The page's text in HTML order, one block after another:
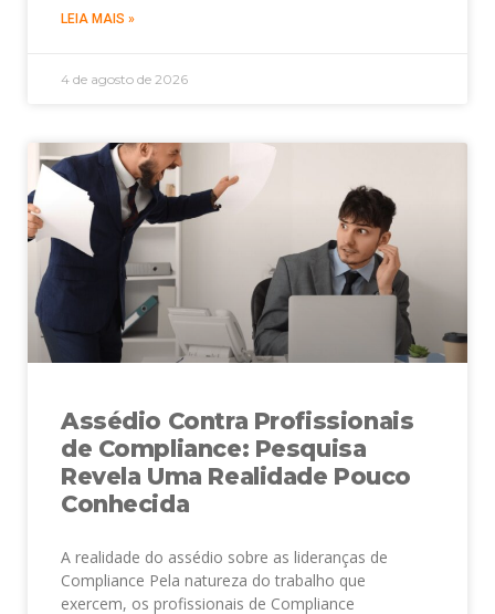
LEIA MAIS »
4 de agosto de 2026
Assédio Contra Profissionais
de Compliance: Pesquisa
Revela Uma Realidade Pouco
Conhecida
A realidade do assédio sobre as lideranças de
Compliance Pela natureza do trabalho que
exercem, os profissionais de Compliance